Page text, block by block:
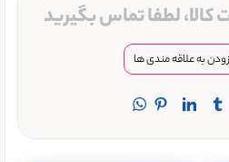
کالا، لطفا تماس بگیرید
به علاقه مندی ها